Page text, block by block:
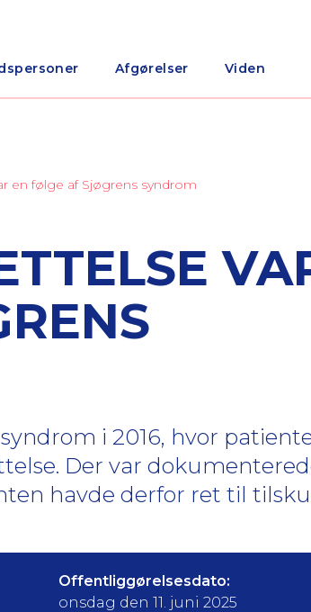
Afgørelser Viden
en følge af Sjøgrens syndrom
i 2016, hvor
Der var
havde derfor ret til
Offentliggørelsesdato:
onsdag den 11. juni 2025